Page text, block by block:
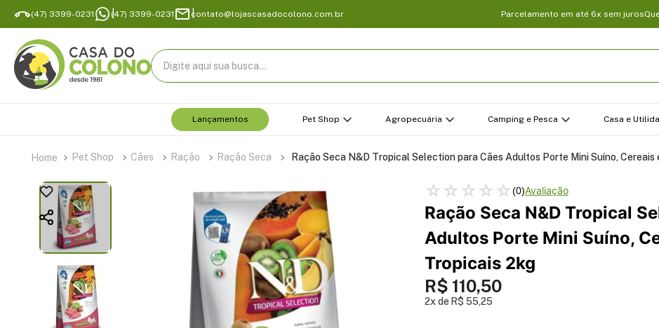
(47) 3399-0231 (47) 3399-0231 contato@lojascasadocolono.com.br Parcelamento em até 6x sem juros
Digite aqui sua busca...
Lançamentos Pet Shop Agropecuária Camping e Pesca Casa e
Pet Shop Cães Ração Ração Seca Ração Seca N&D Tropical Selection para Cães Adultos Porte Mini Suíno,
☆ ☆ ☆ ☆ ☆(0)
Ração Seca N&D Tropical
Adultos Porte Mini Suíno,
Tropicais 2kg
R$ 110,50
2 R$ 55,25